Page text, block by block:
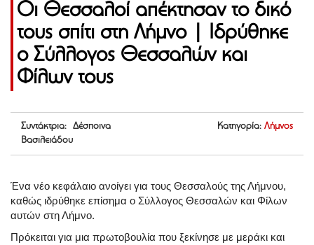
Οι Θεσσαλοί απέκτησαν το δικό
τους σπίτι στη Λήμνο | Ιδρύθηκε
ο Σύλλογος Θεσσαλών και
Φίλων τους
Συντάκτρια: Δέσποινα
Βασιλειάδου
Κατηγορία: Λήμνος
Ένα νέο κεφάλαιο ανοίγει για τους Θεσσαλούς της Λήμνου,
καθώς ιδρύθηκε επίσημα ο Σύλλογος Θεσσαλών και Φίλων
αυτών στη Λήμνο.
Πρόκειται για μια πρωτοβουλία που ξεκίνησε με μεράκι και